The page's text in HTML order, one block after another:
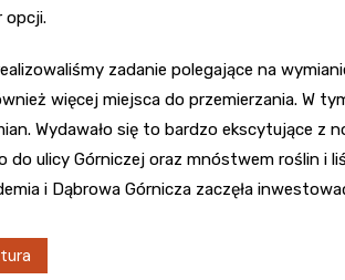
opcji.
zadanie polegające na
więcej miejsca do przemierzania. W
Wydawało się to bardzo ekscytujące z
do ulicy Górniczej oraz mnóstwem roślin i
i Dąbrowa Górnicza zaczęła